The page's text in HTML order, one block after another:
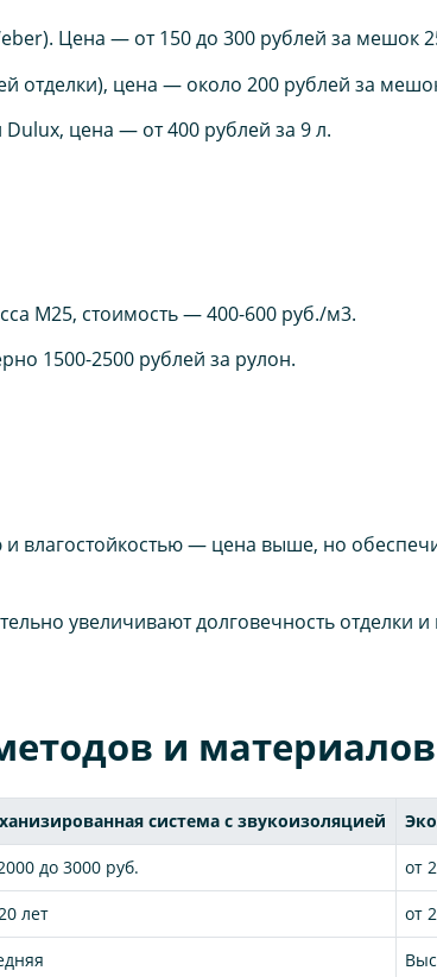
Цена — от 150 до 300 рублей за мешок
отделки), цена — около 200 рублей за
цена — от 400 рублей за 9 л.
М25, стоимость — 400-600 руб./м3.
1500-2500 рублей за рулон.
— цена выше, но
увеличивают долговечность отделки и
и материалов
система с звукоизоляцией
до 3000 руб. от
лет от